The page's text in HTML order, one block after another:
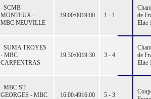
SCMB
MONTEUX -
MBC NEUVILLE
19:00:0019:00 1 - 1
de
Élite
SUMA TROYES
- MBC
CARPENTRAS
19:30:0019:30 3 - 4
de
Élite
MBC ST.
GEORGES - MBC
16:00:4916:00 5 - 3